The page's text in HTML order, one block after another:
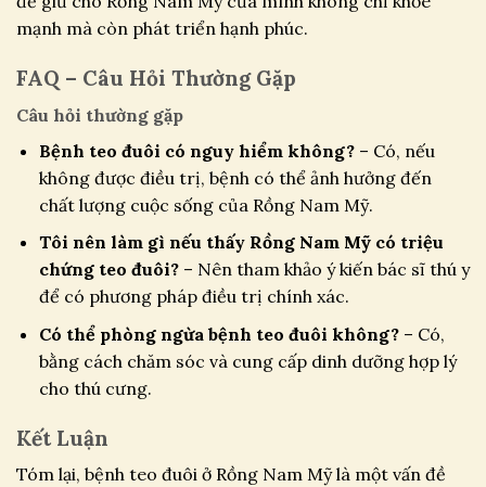
mạnh mà còn phát triển hạnh phúc.
FAQ – Câu Hỏi Thường Gặp
Câu hỏi thường gặp
Bệnh teo đuôi có nguy hiểm không?– Có, nếu
không được điều trị, bệnh có thể ảnh hưởng đến
chất lượng cuộc sống của Rồng Nam Mỹ.
Tôi nên làm gì nếu thấy Rồng Nam Mỹ có triệu
chứng teo đuôi?– Nên tham khảo ý kiến bác sĩ thú y
để có phương pháp điều trị chính xác.
Có thể phòng ngừa bệnh teo đuôi không?– Có,
bằng cách chăm sóc và cung cấp dinh dưỡng hợp lý
cho thú cưng.
Kết Luận
Tóm lại, bệnh teo đuôi ở Rồng Nam Mỹ là một vấn đề